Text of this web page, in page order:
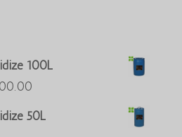
100L
Текущая
50L
Português do Brasil